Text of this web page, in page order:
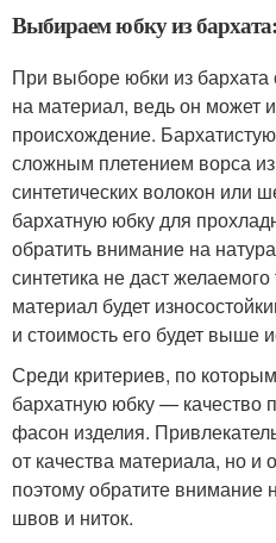
Выбираем юбку из
При выборе юбки из бархата
на материал, ведь он может
происхождение.
сложным плетением ворса
синтетических волокон или
бархатную юбку для
обратить внимание на
синтетика не даст
материал будет
и стоимость его будет выше
Среди критериев, по
бархатную юбку — качество
фасон изделия.
от качества материала, но и
поэтому обратите внимание
швов и ниток.